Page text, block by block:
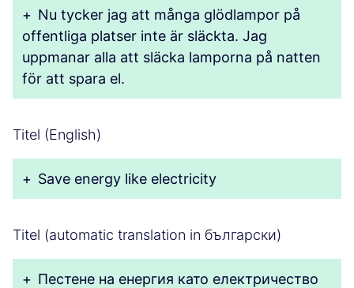
+ Nu tycker jag att många glödlampor på
offentliga platser inte är släckta. Jag
uppmanar alla att släcka lamporna på natten
för att spara el.
Titel (English)
+ Save energy like electricity
Titel (automatic translation in български)
+ Пестене на енергия като електричество